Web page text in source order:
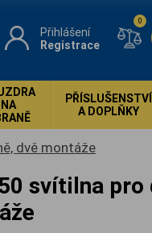
Přihlášení
Registrace
0
NA
PŘÍSLUŠENSTVÍ
A DOPLŇKY
dvě montáže